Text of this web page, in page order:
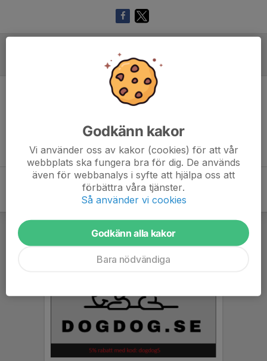
Inget referat skrivet
Godkänn kakor
Vi använder oss av kakor (cookies) för att vår
webbplats ska fungera bra för dig. De används
även för webbanalys i syfte att hjälpa oss att
förbättra våra tjänster.
Så använder vi cookies
Godkänn alla kakor
Bara nödvändiga